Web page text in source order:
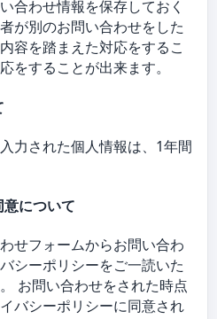
合わせ情報を保存しておく
が別のお問い合わせをした
容を踏まえた対応をするこ
をすることが出来ます。
力された個人情報は、1年間
について
せフォームからお問い合わ
シーポリシーをご一読いた
お問い合わせをされた時点
バシーポリシーに同意され